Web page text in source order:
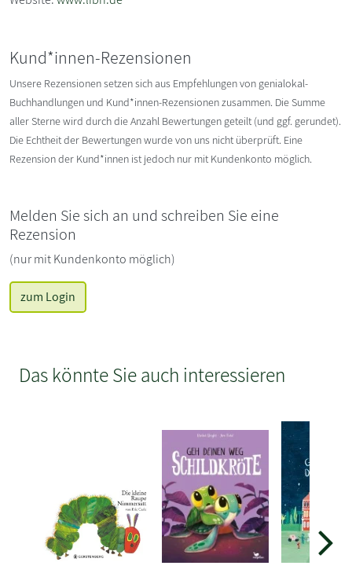
Kund*innen-Rezensionen
Unsere Rezensionen setzen sich aus Empfehlungen von genialokal-
Buchhandlungen und Kund*innen-Rezensionen zusammen. Die Summe
aller Sterne wird durch die Anzahl Bewertungen geteilt (und ggf. gerundet).
Die Echtheit der Bewertungen wurde von uns nicht überprüft. Eine
Rezension der Kund*innen ist jedoch nur mit Kundenkonto möglich.
Melden Sie sich an und schreiben Sie eine
Rezension
(nur mit Kundenkonto möglich)
zum Login
Das könnte Sie auch interessieren